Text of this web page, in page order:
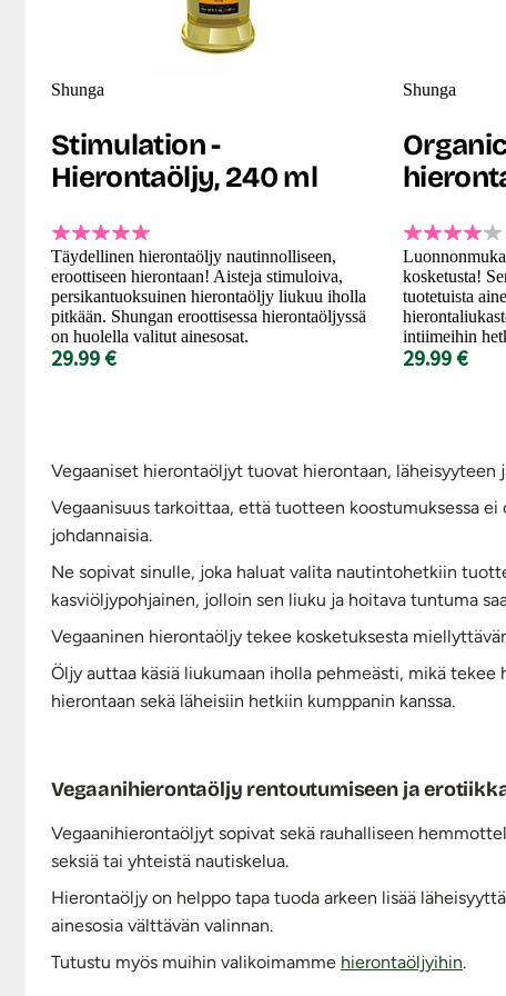
Shunga
Stimulation -
Hierontaöljy, 240 ml
Täydellinen hierontaöljy nautinnolliseen,
eroottiseen hierontaan! Aisteja stimuloiva,
persikantuoksuinen hierontaöljy liukuu iholla
pitkään. Shungan eroottisessa hierontaöljyssä
on huolella valitut ainesosat.
29.99 €
Shunga
kosketusta!
tuotetuista
intiimeihin
29.99 €
Vegaaniset hierontaöljyt tuovat hierontaan, läheisyyteen
Vegaanisuus tarkoittaa, että tuotteen koostumuksessa
johdannaisia.
Ne sopivat sinulle, joka haluat valita nautintohetkiin
kasviöljypohjainen, jolloin sen liuku ja hoitava tuntuma
Vegaaninen hierontaöljy tekee kosketuksesta
Öljy auttaa käsiä liukumaan iholla pehmeästi, mikä
hierontaan sekä läheisiin hetkiin kumppanin kanssa.
Vegaanihierontaöljy rentoutumiseen ja
Vegaanihierontaöljyt sopivat sekä rauhalliseen
seksiä tai yhteistä nautiskelua.
Hierontaöljy on helppo tapa tuoda arkeen lisää
ainesosia välttävän valinnan.
Tutustu myös muihin valikoimamme hierontaöljyihin.